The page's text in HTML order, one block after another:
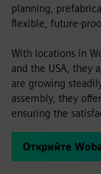
planning,
flexible, future-
With locations in
and the USA, they
are growing
assembly, they
ensuring the
Открийте